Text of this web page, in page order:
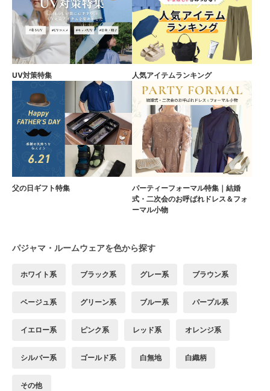
UV対策特集 人気アイテムランキング
父の日ギフト特集
パーティーフォーマル特集｜結婚
式・二次会のお呼ばれドレス＆フォ
ーマル小物
パジャマ・ルームウェアを色から探す
ホワイト系 ブラック系 グレー系 ブラウン系
ベージュ系 グリーン系 ブルー系 パープル系
イエロー系 ピンク系 レッド系 オレンジ系
シルバー系 ゴールド系 白無地 白織柄
その他